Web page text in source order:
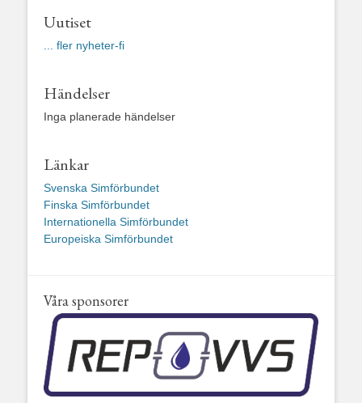
Uutiset
... fler nyheter-fi
Händelser
Inga planerade händelser
Länkar
Svenska Simförbundet
Finska Simförbundet
Internationella Simförbundet
Europeiska Simförbundet
Våra sponsorer